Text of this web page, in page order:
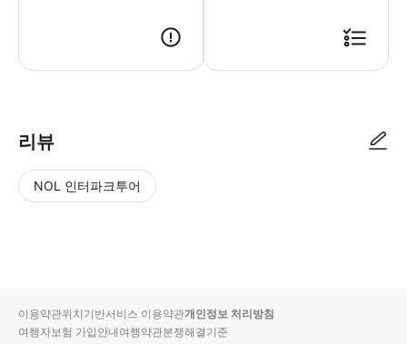
리뷰
NOL 인터파크투어
입니
다.
순
상
이용약관위치기반서비스 이용약관개인정보 처리방침
여행자보험 가입안내여행약관분쟁해결기준